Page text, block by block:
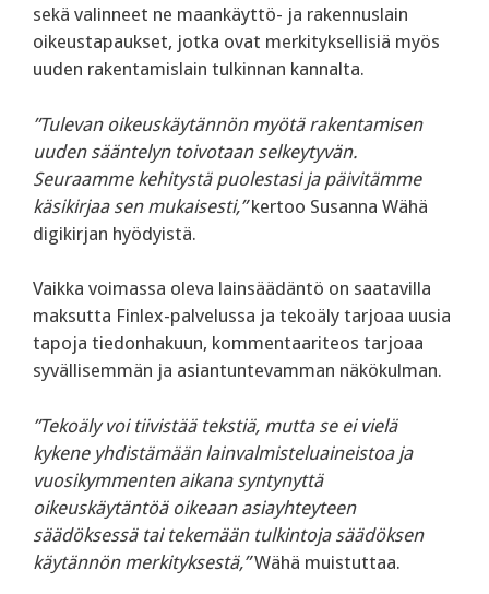
sekä valinneet ne maankäyttö- ja rakennuslain
oikeustapaukset, jotka ovat merkityksellisiä myös
uuden rakentamislain tulkinnan kannalta.
”Tulevan oikeuskäytännön myötä rakentamisen
uuden sääntelyn toivotaan selkeytyvän.
Seuraamme kehitystä puolestasi ja päivitämme
käsikirjaa sen mukaisesti,”kertoo Susanna Wähä
digikirjan hyödyistä.
Vaikka voimassa oleva lainsäädäntö on saatavilla
maksutta Finlex-palvelussa ja tekoäly tarjoaa uusia
tapoja tiedonhakuun, kommentaariteos tarjoaa
syvällisemmän ja asiantuntevamman näkökulman.
”Tekoäly voi tiivistää tekstiä, mutta se ei vielä
kykene yhdistämään lainvalmisteluaineistoa ja
vuosikymmenten aikana syntynyttä
oikeuskäytäntöä oikeaan asiayhteyteen
säädöksessä tai tekemään tulkintoja säädöksen
käytännön merkityksestä,”Wähä muistuttaa.